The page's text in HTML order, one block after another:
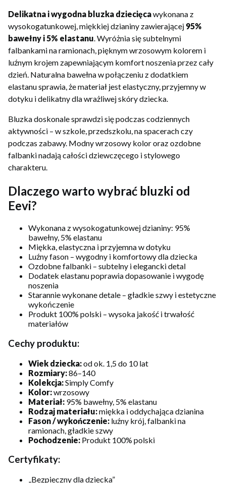
Delikatna i wygodna bluzka dziecięcawykonana z
wysokogatunkowej, miękkiej dzianiny zawierającej 95%
bawełny i 5% elastanu. Wyróżnia się subtelnymi
falbankami na ramionach, pięknym wrzosowym kolorem i
luźnym krojem zapewniającym komfort noszenia przez cały
dzień. Naturalna bawełna w połączeniu z dodatkiem
elastanu sprawia, że materiał jest elastyczny, przyjemny w
dotyku i delikatny dla wrażliwej skóry dziecka.
Bluzka doskonale sprawdzi się podczas codziennych
aktywności – w szkole, przedszkolu, na spacerach czy
podczas zabawy. Modny wrzosowy kolor oraz ozdobne
falbanki nadają całości dziewczęcego i stylowego
charakteru.
Dlaczego warto wybrać bluzki od
Eevi?
Wykonana z wysokogatunkowej dzianiny: 95%
bawełny, 5% elastanu
Miękka, elastyczna i przyjemna w dotyku
Luźny fason – wygodny i komfortowy dla dziecka
Ozdobne falbanki – subtelny i elegancki detal
Dodatek elastanu poprawia dopasowanie i wygodę
noszenia
Starannie wykonane detale – gładkie szwy i estetyczne
wykończenie
Produkt 100% polski – wysoka jakość i trwałość
materiałów
Cechy produktu:
Wiek dziecka:od ok. 1,5 do 10 lat
Rozmiary:86–140
Kolekcja:Simply Comfy
Kolor:wrzosowy
Materiał: 95% bawełny, 5% elastanu
Rodzaj materiału:miękka i oddychająca dzianina
Fason / wykończenie: luźny krój, falbanki na
ramionach, gładkie szwy
Pochodzenie: Produkt 100% polski
Certyfikaty:
„Bezpieczny dla dziecka”